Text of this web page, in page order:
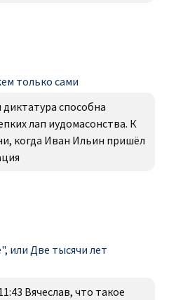
только сами
способна
лап иудомасонства. К
когда Иван Ильин пришёл
или Две тысячи лет
Вячеслав, что такое